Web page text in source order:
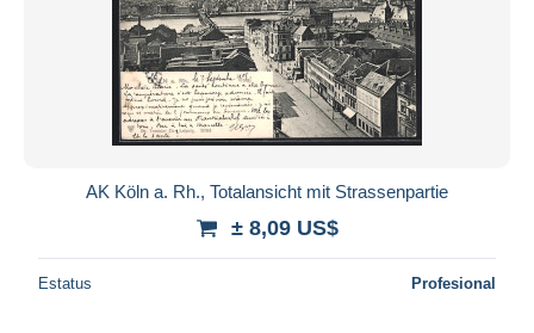
AK Köln a. Rh., Totalansicht mit Strassenpartie
± 8,09 US$
Estatus Profesional